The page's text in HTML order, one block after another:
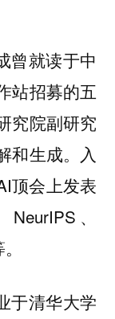
曾就读于中
站招募的五
究院副研究
和生成。入
顶会上发表
、
于清华大学